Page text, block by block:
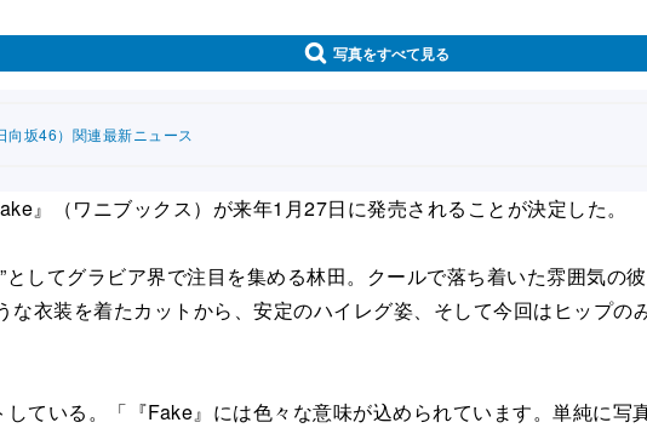
写真をすべて見る
向坂46）関連最新ニュース
』（ワニブックス）が来年1月27日に発売されることが決定した。
してグラビア界で注目を集める林田。クールで落ち着いた雰囲気の
衣装を着たカットから、安定のハイレグ姿、そして今回はヒップ
ている。「『Fake』には色々な意味が込められています。単純に